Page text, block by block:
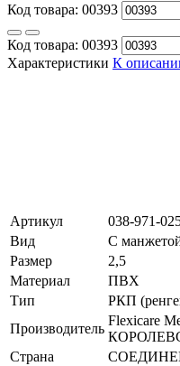
Код товара: 00393
Код товара: 00393
Характеристики К
Артикул
038-971-
Вид
С
Размер
2,5
Материал
ПВХ
Тип
РКП
Производитель
Flexicare
Страна